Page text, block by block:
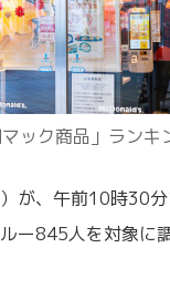
ック商品」ランキ
、午前10時30分
ー845人を対象に